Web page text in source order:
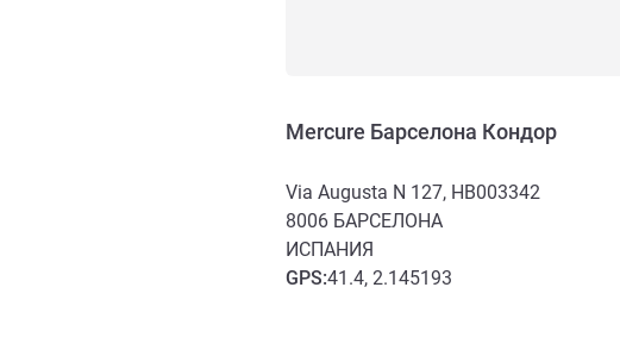
Mercure Барселона Кондор
Via Augusta N 127, HB003342
8006 БАРСЕЛОНА
ИСПАНИЯ
GPS:41.4, 2.145193